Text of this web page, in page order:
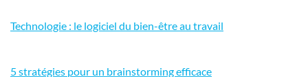
Technologie : le logiciel du bien-être au travail
5 stratégies pour un brainstorming efficace